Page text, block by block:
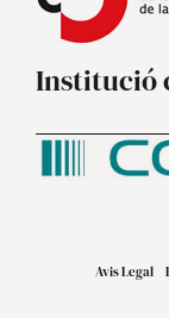
Institució
Avis Legal